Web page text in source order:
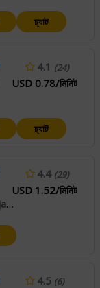
চ্যাট
4.1 (24)
USD 0.78/মিনিট
চ্যাট
English, Hindi, Punjabi, Rajasthani, Haryanvi
4.4 (29)
USD 1.52/মিনিট
4.5 (6)